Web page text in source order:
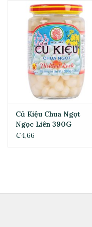
Củ Kiệu Chua Ngọt
Ngọc Liên 390G
€4,66